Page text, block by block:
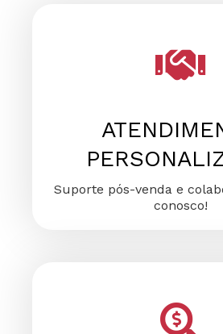
Suporte pós-venda e
conosco!